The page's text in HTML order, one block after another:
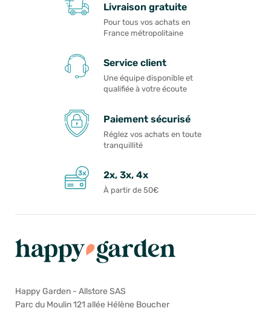
Livraison gratuite
Pour tous vos achats en
France métropolitaine
Service client
Une équipe disponible et
qualifiée à votre écoute
Paiement sécurisé
Réglez vos achats en toute
tranquillité
2x, 3x, 4x
À partir de 50€
Happy Garden - Allstore SAS
Parc du Moulin 121 allée Hélène Boucher